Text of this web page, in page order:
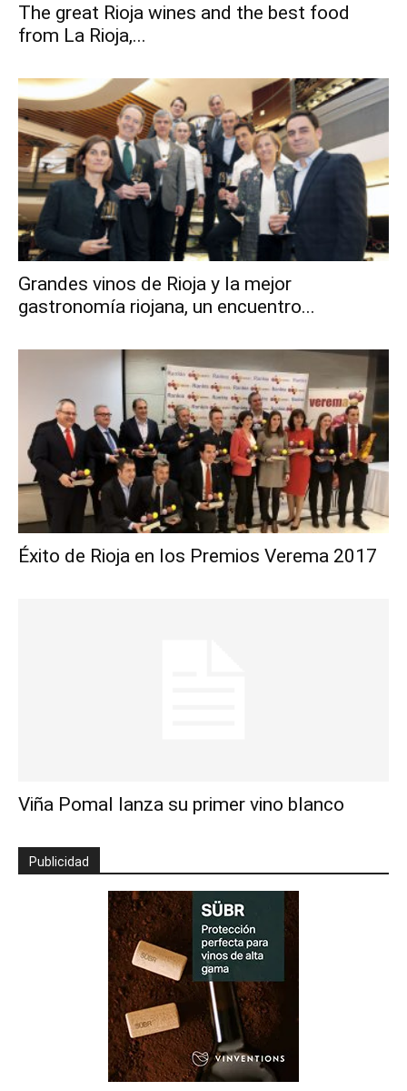
The great Rioja wines and the best food
from La Rioja,...
Grandes vinos de Rioja y la mejor
gastronomía riojana, un encuentro...
Éxito de Rioja en los Premios Verema 2017
Viña Pomal lanza su primer vino blanco
Publicidad